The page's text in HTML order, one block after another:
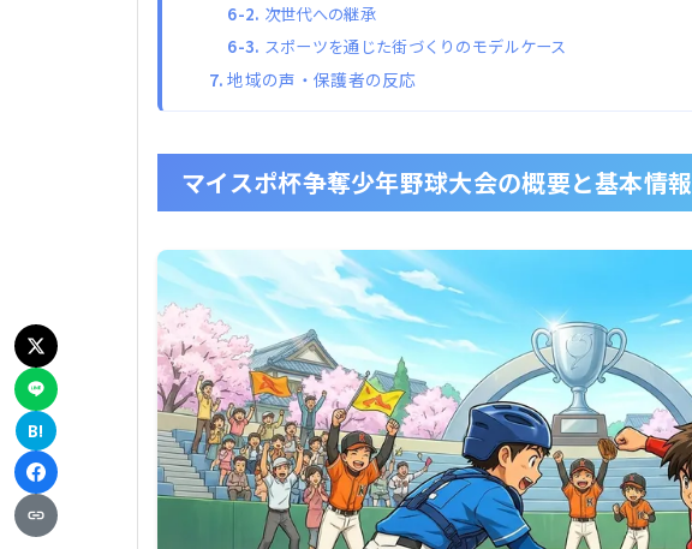
次世代への継承
スポーツを通じた街づくりのモデルケース
地域の声・保護者の反応
マイスポ杯争奪少年野球大会の概要と基本情報
B!